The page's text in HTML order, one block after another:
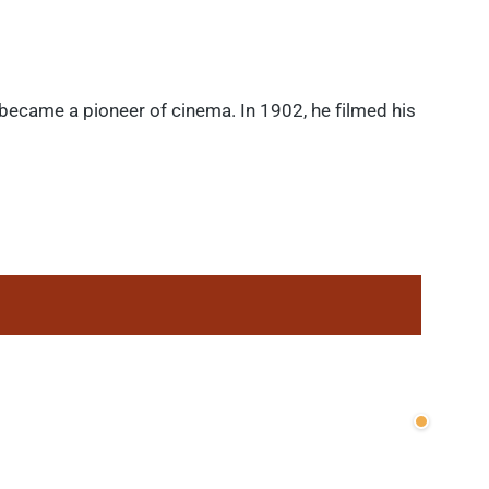
a pioneer of cinema. In 1902, he filmed his
Wenige